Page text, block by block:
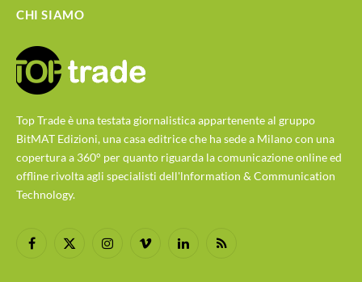
CHI SIAMO
Top Trade è una testata giornalistica appartenente al gruppo
BitMAT Edizioni, una casa editrice che ha sede a Milano con una
copertura a 360° per quanto riguarda la comunicazione online ed
offline rivolta agli specialisti dell'lnformation & Communication
Technology.
Facebook
X
InstagramVimeo LinkedInRSS